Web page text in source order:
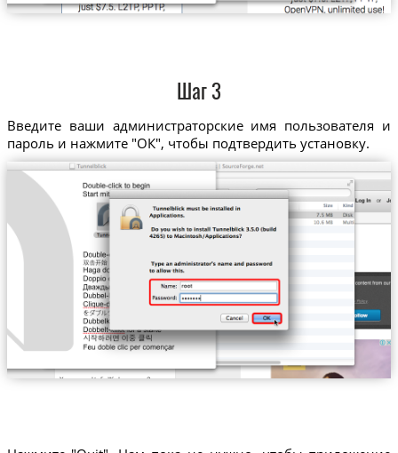
Шаг 3
Введите ваши администраторские имя пользователя и
пароль и нажмите "ОК", чтобы подтвердить установку.